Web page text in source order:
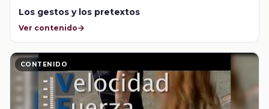
Los gestos y los pretextos
Ver contenido
CONTENIDO